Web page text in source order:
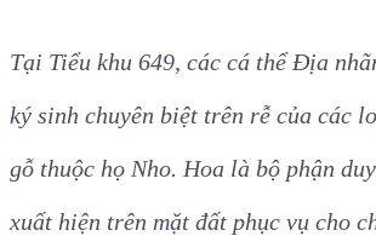
Tại Tiểu khu 649, các cá thể Địa
ký sinh chuyên biệt trên rễ của các
gỗ thuộc họ Nho. Hoa là bộ phận
xuất hiện trên mặt đất phục vụ cho